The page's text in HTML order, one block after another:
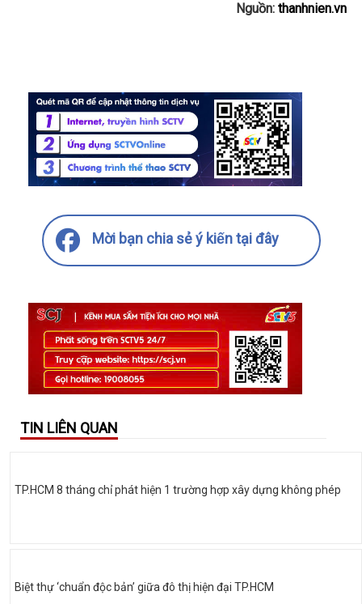
Nguồn: thanhnien.vn
Mời bạn chia sẻ ý kiến tại đây
TIN LIÊN QUAN
TP.HCM 8 tháng chỉ phát hiện 1 trường hợp xây dựng không phép
Biệt thự ‘chuẩn độc bản’ giữa đô thị hiện đại TP.HCM